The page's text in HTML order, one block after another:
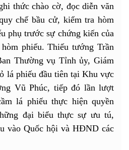
thức chào cờ, đọc diễn văn
chế bầu cử, kiểm tra hòm
phụ trước sự chứng kiến của
phiếu. Thiếu tướng Trần
Thường vụ Tỉnh ủy, Giám
lá phiếu đầu tiên tại Khu vực
Vũ Phúc, tiếp đó lần lượt
lá phiếu thực hiện quyền
đại biểu thực sự ưu tú,
vào Quốc hội và HĐND các